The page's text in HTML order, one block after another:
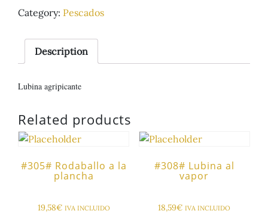
quantity
Category: Pescados
Description
Lubina agripicante
Related products
#305# Rodaballo a la
plancha
19,58€ IVA INCLUIDO
#308# Lubina al
vapor
18,59€ IVA INCLUIDO